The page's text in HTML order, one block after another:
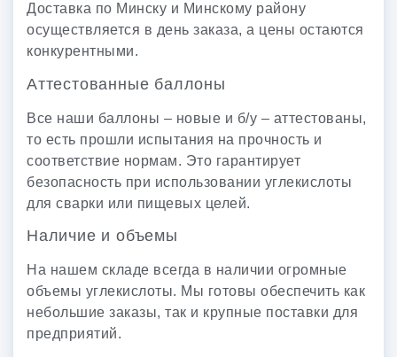
Доставка по Минску и Минскому району
осуществляется в день заказа, а цены остаются
конкурентными.
Аттестованные баллоны
Все наши баллоны – новые и б/у – аттестованы,
то есть прошли испытания на прочность и
соответствие нормам. Это гарантирует
безопасность при использовании углекислоты
для сварки или пищевых целей.
Наличие и объемы
На нашем складе всегда в наличии огромные
объемы углекислоты. Мы готовы обеспечить как
небольшие заказы, так и крупные поставки для
предприятий.